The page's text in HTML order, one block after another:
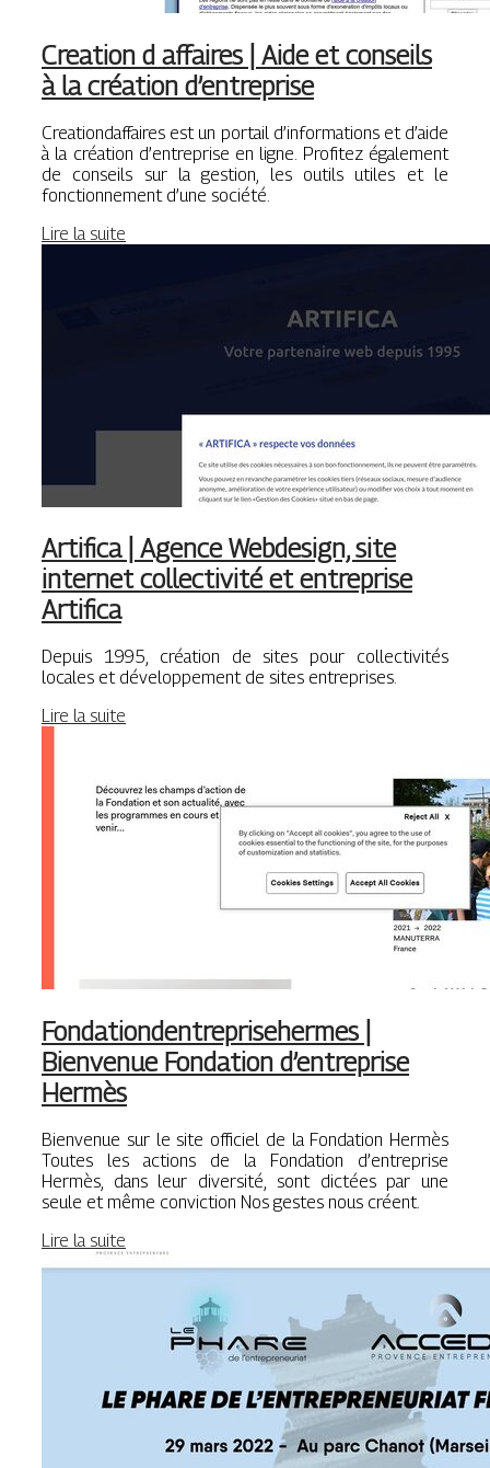
Creation d affaires | Aide et conseils
à la création d’entreprise
Creationdaffaires est un portail d’informations et d’aide
à la création d’entreprise en ligne. Profitez également
de conseils sur la gestion, les outils utiles et le
fonctionnement d’une société.
Lire la suite
Artifica | Agence Webdesign, site
internet col­lecti­vité et entreprise
Artifica
Depuis 1995, création de sites pour collectivités
locales et développement de sites entreprises.
Lire la suite
Fon­dationdentreprise­her­mes |
Bienvenue Fondation d’entreprise
Hermès
Bienvenue sur le site officiel de la Fondation Hermès
Toutes les actions de la Fondation d’entreprise
Hermès, dans leur diversité, sont dictées par une
seule et même conviction Nos gestes nous créent.
Lire la suite